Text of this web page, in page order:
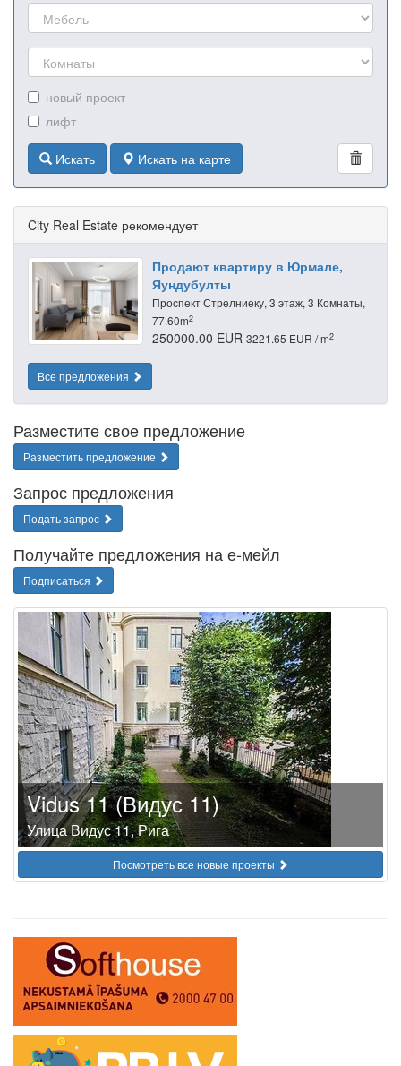
новый проект
лифт
Искать Искать на карте
City Real Estate рекомендует
Продают квартиру в Юрмале,
Яундубулты
Проспект Стрелниеку, 3 этаж, 3 Комнаты,
77.60m2
250000.00 EUR 3221.65 EUR / m2
Все предложения
Разместите свое предложение
Разместить предложение
Запрос предложения
Подать запрос
Получайте предложения на е-мейл
Подписаться
Vidus 11 (Видус 11)
Улица Видус 11, Рига
Посмотреть все новые проекты